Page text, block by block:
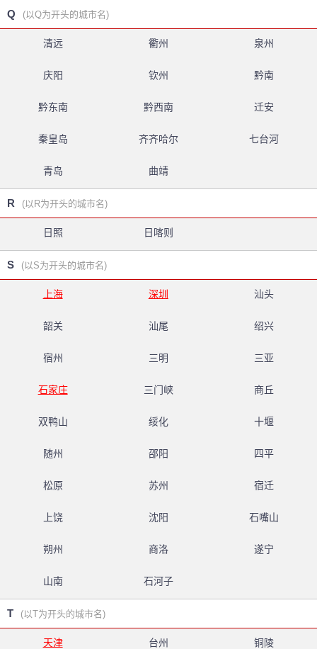
Q (以Q为开头的城市名)
清远 衢州 泉州
庆阳 钦州 黔南
黔东南 黔西南 迁安
秦皇岛 齐齐哈尔 七台河
青岛 曲靖
R (以R为开头的城市名)
日照 日喀则
S (以S为开头的城市名)
上海 深圳 汕头
韶关 汕尾 绍兴
宿州 三明 三亚
石家庄 三门峡 商丘
双鸭山 绥化 十堰
随州 邵阳 四平
松原 苏州 宿迁
上饶 沈阳 石嘴山
朔州 商洛 遂宁
山南 石河子
T (以T为开头的城市名)
天津 台州 铜陵